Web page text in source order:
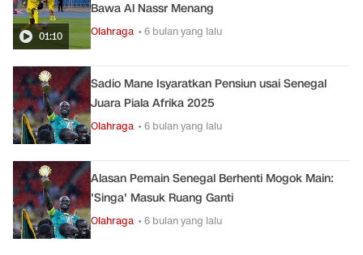
01:10
Bawa Al Nassr Menang
Olahraga • 6 bulan yang lalu
Sadio Mane Isyaratkan Pensiun usai Senegal
Juara Piala Afrika 2025
Olahraga • 6 bulan yang lalu
Alasan Pemain Senegal Berhenti Mogok Main:
'Singa' Masuk Ruang Ganti
Olahraga • 6 bulan yang lalu